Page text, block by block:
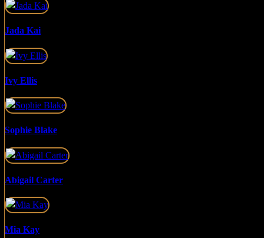
Jada Kai
Ivy Ellis
Sophie Blake
Abigail Carter
Mia Kay